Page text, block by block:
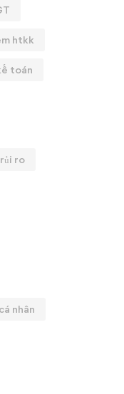
htkk
toán
ro
nhân